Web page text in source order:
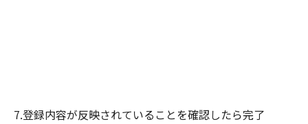
7.登録内容が反映されていることを確認したら完了